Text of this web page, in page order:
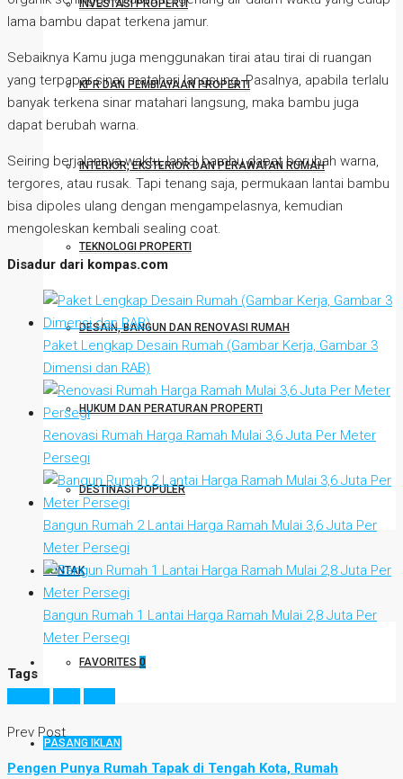
INVESTASI PROPERTI
KPR DAN PEMBIAYAAN PROPERTI
INTERIOR, EKSTERIOR DAN PERAWATAN RUMAH
TEKNOLOGI PROPERTI
DESAIN, BANGUN DAN RENOVASI RUMAH
HUKUM DAN PERATURAN PROPERTI
DESTINASI POPULER
KONTAK
FAVORITES 0
PASANG IKLAN
lama bambu dapat terkena jamur.
Sebaiknya Kamu juga menggunakan tirai atau tirai di ruangan
yang terpapar sinar matahari langsung. Pasalnya, apabila terlalu
banyak terkena sinar matahari langsung, maka bambu juga
dapat berubah warna.
Seiring berjalannya waktu, lantai bambu dapat berubah warna,
tergores, atau rusak. Tapi tenang saja, permukaan lantai bambu
bisa dipoles ulang dengan mengampelasnya, kemudian
mengoleskan kembali sealing coat.
Disadur dari kompas.com
Paket Lengkap Desain Rumah (Gambar Kerja, Gambar 3
Dimensi dan RAB)
Renovasi Rumah Harga Ramah Mulai 3,6 Juta Per Meter
Persegi
Bangun Rumah 2 Lantai Harga Ramah Mulai 3,6 Juta Per
Meter Persegi
Bangun Rumah 1 Lantai Harga Ramah Mulai 2,8 Juta Per
Meter Persegi
Tags
Prev Post
Pengen Punya Rumah Tapak di Tengah Kota, Rumah